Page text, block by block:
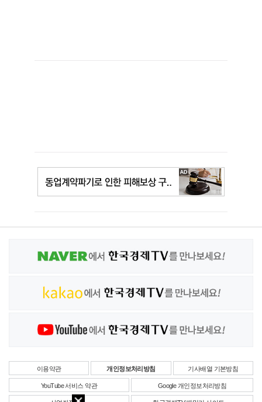
이용약관 개인정보처리방침 기사배열 기본방침
YouTube 서비스 약관 Google 개인정보처리방침